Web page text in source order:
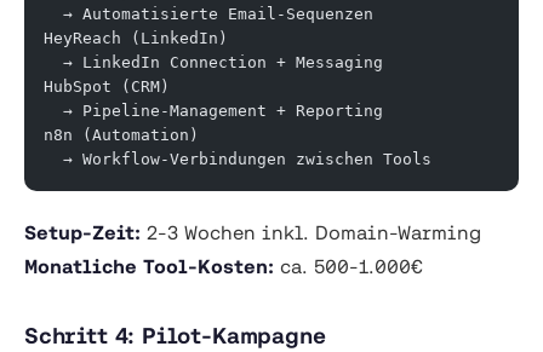
  → Automatisierte Email-Sequenzen
HeyReach (LinkedIn)
  → LinkedIn Connection + Messaging
HubSpot (CRM)
  → Pipeline-Management + Reporting
n8n (Automation)
  → Workflow-Verbindungen zwischen Tools
Setup-Zeit: 2-3 Wochen inkl. Domain-Warming
Monatliche Tool-Kosten: ca. 500-1.000€
Schritt 4: Pilot-Kampagne